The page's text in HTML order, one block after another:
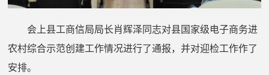
会上县工商信局局长肖辉泽同志对县国家级电子商务进
农村综合示范创建工作情况进行了通报，并对迎检工作作了
安排。